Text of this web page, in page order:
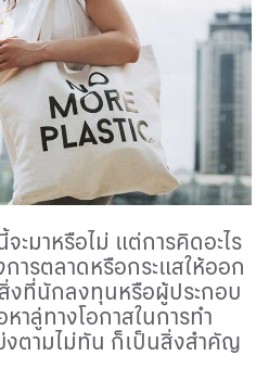
ะมาหรือไม่ แต่การคิดอะไร
ารตลาดหรือกระแสให้ออก
งที่นักลงทุนหรือผู้ประกอบ
าลู่ทางโอกาสในการทำ
งตามไม่ทัน ก็เป็นสิ่งสำคัญ